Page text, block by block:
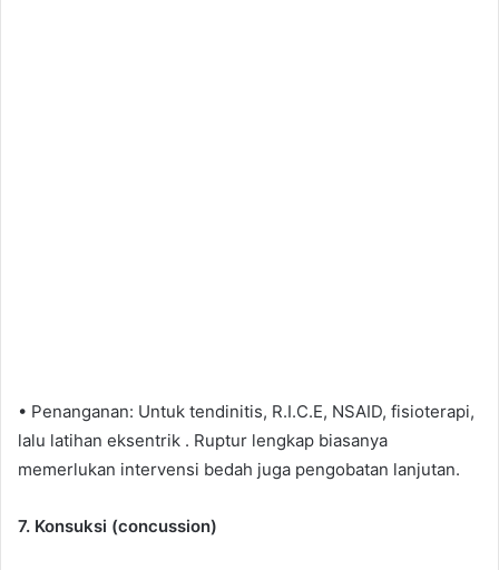
• Penanganan: Untuk tendinitis, R.I.C.E, NSAID, fisioterapi,
lalu latihan eksentrik . Ruptur lengkap biasanya
memerlukan intervensi bedah juga pengobatan lanjutan.
7. Konsuksi (concussion)